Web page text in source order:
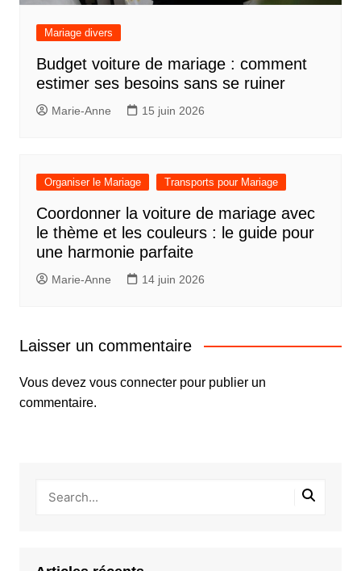
Mariage divers
Budget voiture de mariage : comment
estimer ses besoins sans se ruiner
Marie-Anne 15 juin 2026
Organiser le Mariage Transports pour Mariage
Coordonner la voiture de mariage avec
le thème et les couleurs : le guide pour
une harmonie parfaite
Marie-Anne 14 juin 2026
Laisser un commentaire
Vous devez vous connecterpour publier un
commentaire.